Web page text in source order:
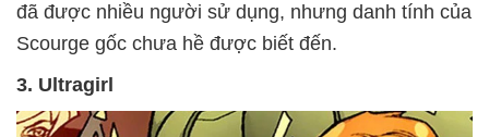
đã được nhiều người sử dụng, nhưng danh tính của
Scourge gốc chưa hề được biết đến.
3. Ultragirl